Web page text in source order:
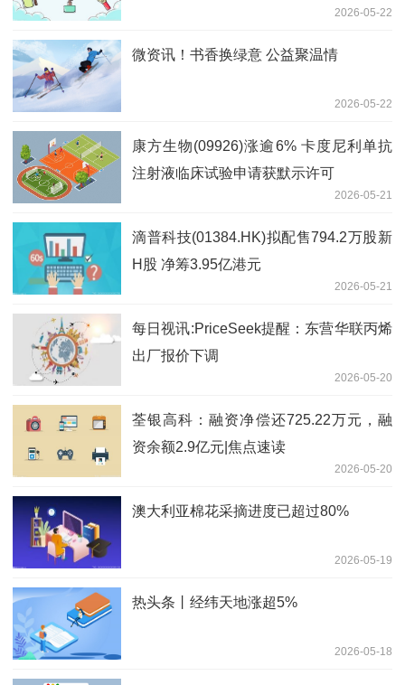
2026-05-22
微资讯！书香换绿意 公益聚温情
2026-05-22
康方生物(09926)涨逾6% 卡度尼利单抗
注射液临床试验申请获默示许可
2026-05-21
滴普科技(01384.HK)拟配售794.2万股新
H股 净筹3.95亿港元
2026-05-21
每日视讯:PriceSeek提醒：东营华联丙烯
出厂报价下调
2026-05-20
荃银高科：融资净偿还725.22万元，融
资余额2.9亿元|焦点速读
2026-05-20
澳大利亚棉花采摘进度已超过80%
2026-05-19
热头条丨经纬天地涨超5%
2026-05-18